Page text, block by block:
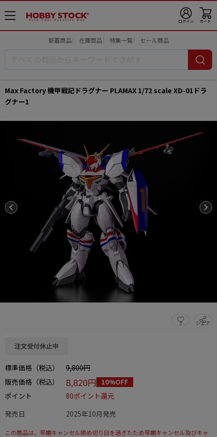
メ
ニ
ログイン カート
新着商品 在庫商品 特集一覧 セール商品
Max Factory 機甲戦記ドラグナー PLAMAX 1/72 scale XD-01ドラ
グナー1
3 シェア
この商品をシェアする
注文受付休止中
標準価格（税込）
9,800円
販売価格（税込）
8,820円 10%OFF
ポイント
80ポイント還元
発売日
2025年10月発売
この商品は、早期キャンセル締め切り日を過ぎたため早期キャンセル及びキャ